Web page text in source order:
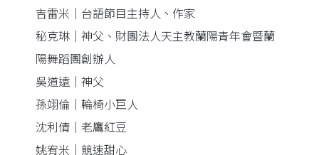
吉雷米｜台語節目主持人、作家
秘克琳｜神父、財團法人天主教蘭陽青年會暨蘭
陽舞蹈團創辦人
吳道遠｜神父
孫翊倫｜輪椅小巨人
沈利倩｜老鷹紅豆
姚宥米｜競速甜心